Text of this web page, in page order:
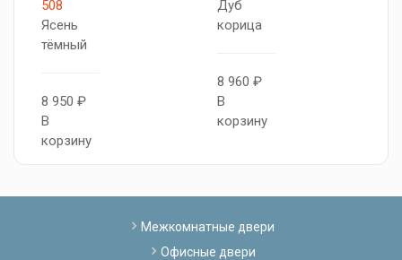
508
Ясень
тёмный
8 950 ₽
В
корзину
Дуб
корица
8 960 ₽
В
корзину
Межкомнатные двери
Офисные двери